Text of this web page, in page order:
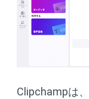
Clipchampは